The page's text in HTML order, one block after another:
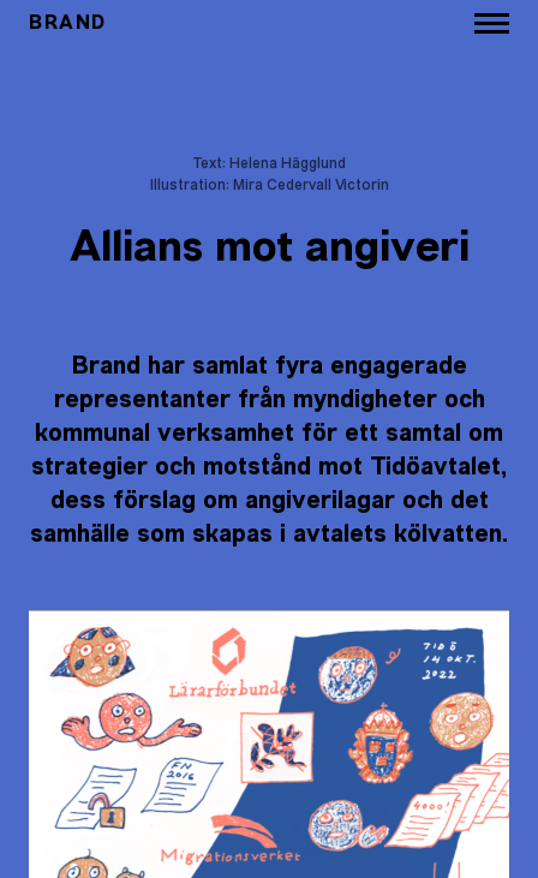
BRAND
Text: Helena Hägglund
Illustration: Mira Cedervall Victorin
Allians mot angiveri
Brand har samlat fyra engagerade
representanter från myndigheter och
kommunal verksamhet för ett samtal om
strategier och motstånd mot Tidöavtalet,
dess förslag om angiverilagar och det
samhälle som skapas i avtalets kölvatten.